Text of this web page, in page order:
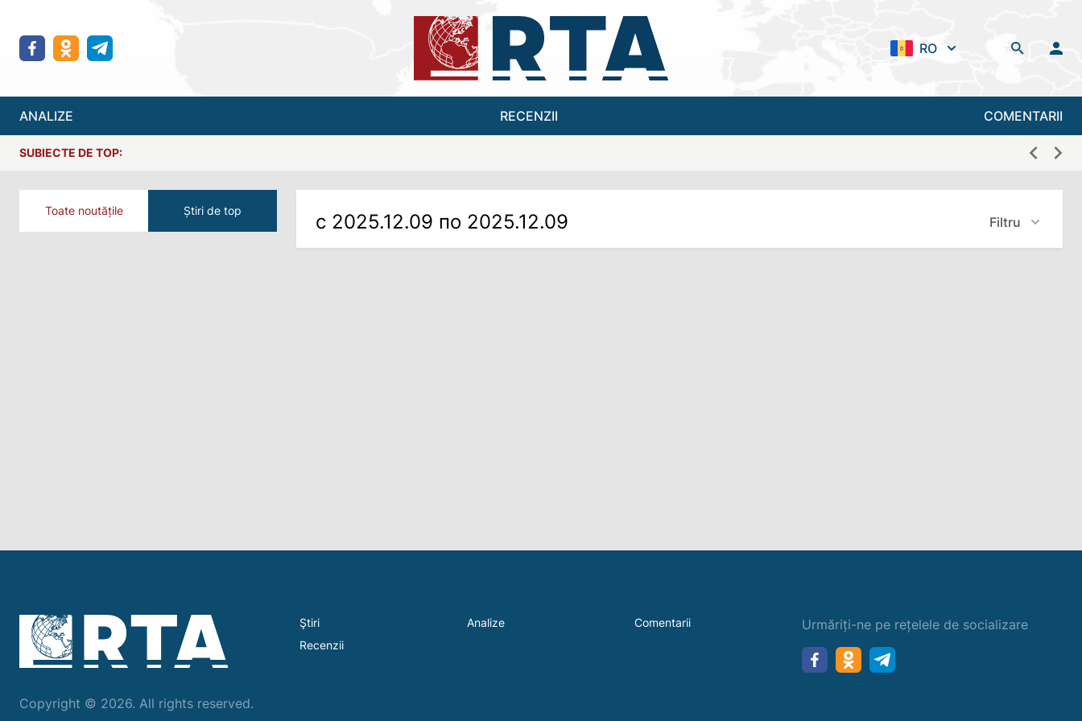
RO
ANALIZE RECENZII COMENTARII
SUBIECTE DE TOP:
Toate noutățile Știri de top с 2025.12.09 по 2025.12.09 Filtru
Copyright © 2026. All rights reserved.
Ştiri Analize
Comentarii
Recenzii
Urmăriți-ne pe rețelele de socializare